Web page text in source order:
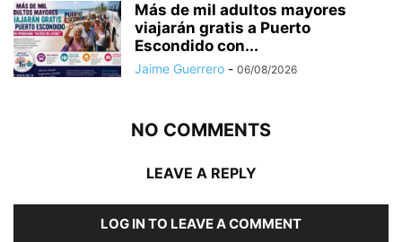
Más de mil adultos mayores
viajarán gratis a Puerto
Escondido con...
Jaime Guerrero - 06/08/2026
NO COMMENTS
LEAVE A REPLY
LOG IN TO LEAVE A COMMENT